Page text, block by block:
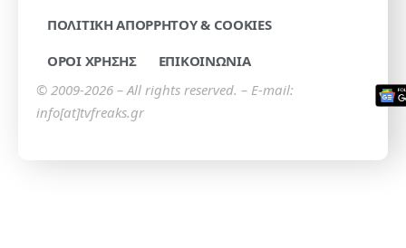
ΠΟΛΙΤΙΚΗ ΑΠΟΡΡΗΤΟΥ & COOKIES
ΟΡΟΙ ΧΡΗΣΗΣ
ΕΠΙΚΟΙΝΩΝΙΑ
© 2009-2026 – All rights reserved. – E-mail:
info[at]tvfreaks.gr